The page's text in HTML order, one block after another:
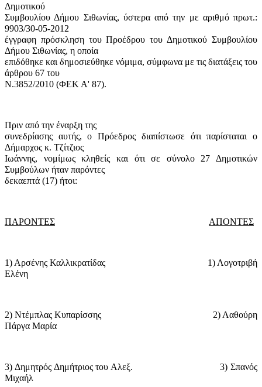
Δημοτικού
Συμβουλίου Δήμου Σιθωνίας, ύστερα από την με αριθμό πρωτ.:
9903/30-05-2012
έγγραφη πρόσκληση του Προέδρου του Δημοτικού Συμβουλίου
Δήμου Σιθωνίας, η οποία
επιδόθηκε και δημοσιεύθηκε νόμιμα, σύμφωνα με τις διατάξεις του
άρθρου 67 του
Ν.3852/2010 (ΦΕΚ Α' 87).
Πριν από την έναρξη της
συνεδρίασης αυτής, ο Πρόεδρος διαπίστωσε ότι παρίσταται ο
Δήμαρχος κ. Τζίτζιος
Ιωάννης, νομίμως κληθείς και ότι σε σύνολο 27 Δημοτικών
Συμβούλων ήταν παρόντες
δεκαεπτά (17) ήτοι:
ΠΑΡΟΝΤΕΣ ΑΠΟΝΤΕΣ
1) Αρσένης Καλλικρατίδας
1) Λογοτριβή
Ελένη
2) Ντέμπλας Κυπαρίσσης
2) Λαθούρη
Πάργα Μαρία
3) Δημητρός Δημήτριος του Αλεξ.
3) Σπανός
Μιχαήλ